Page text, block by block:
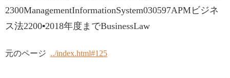
2300ManagementInformationSystem030597APMビジネ
ス法2200▪2018年度までBusinessLaw
元のページ ../index.html#125